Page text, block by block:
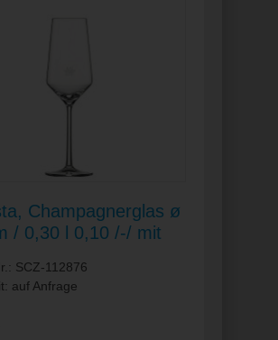
Champagnerglas ø
/ 0,30 l 0,10 /-/ mit
SCZ-112876
auf Anfrage